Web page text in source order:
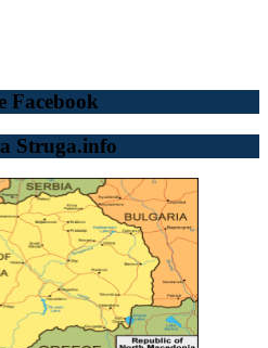
Facebook
Struga.info